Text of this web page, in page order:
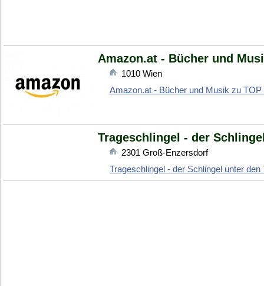
Amazon.at - Bücher und
1010 Wien
Amazon.at - Bücher und Musik zu TOP
Trageschlingel - der
2301 Groß-Enzersdorf
Trageschlingel - der Schlingel unter den